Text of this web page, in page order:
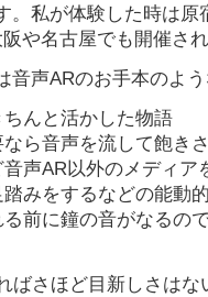
。私が体験した時は原
や名古屋でも開催さ
音声ARのお手本のよ
んと活かした物語
ら音声を流して飽き
声AR以外のメディア
みをするなどの能動
前に鐘の音がなるの
ばさほど目新しさは